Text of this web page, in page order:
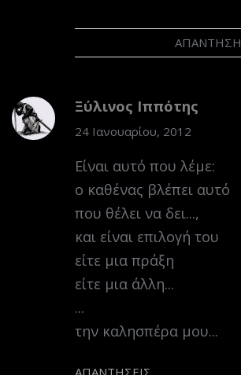
ΑΠΆΝΤΗΣΗ
Ξύλινος Ιππότης
24 Ιανουαρίου, 2012
Είναι αυτό που λέμε:
ο καθένας βλέπει αυτό
που θέλει να δει...,
και είναι επιλογή του
είτε μια πράξη
είτε μια άλλη...
...
την καλησπέρα μου...
ΑΠΑΝΤΉΣΕΙΣ